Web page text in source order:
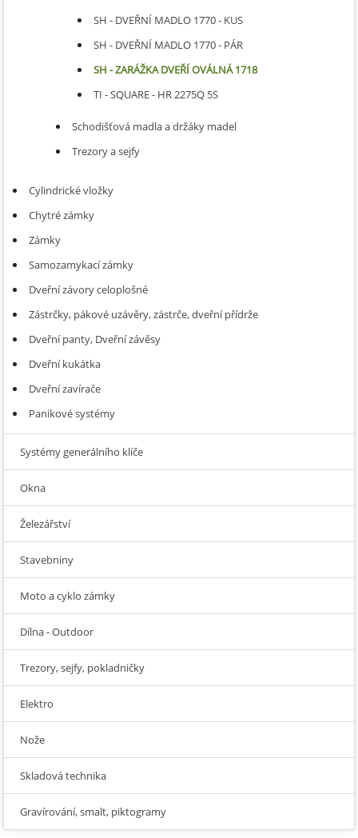
SH - DVEŘNÍ MADLO 1770 - KUS
SH - DVEŘNÍ MADLO 1770 - PÁR
SH - ZARÁŽKA DVEŘÍ OVÁLNÁ 1718
TI - SQUARE - HR 2275Q 5S
Schodišťová madla a držáky madel
Trezory a sejfy
Cylindrické vložky
Chytré zámky
Zámky
Samozamykací zámky
Dveřní závory celoplošné
Zástrčky, pákové uzávěry, zástrče, dveřní přídrže
Dveřní panty, Dveřní závěsy
Dveřní kukátka
Dveřní zavírače
Panikové systémy
Systémy generálního klíče
Okna
Železářství
Stavebniny
Moto a cyklo zámky
Dílna - Outdoor
Trezory, sejfy, pokladničky
Elektro
Nože
Skladová technika
Gravírování, smalt, piktogramy